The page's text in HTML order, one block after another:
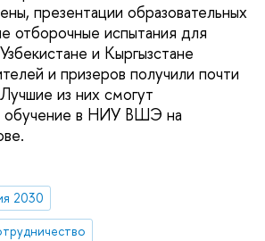
презентации образовательных
отборочные испытания для
и Кыргызстане
и призеров получили почти
из них смогут
обучение в НИУ ВШЭ на
2030